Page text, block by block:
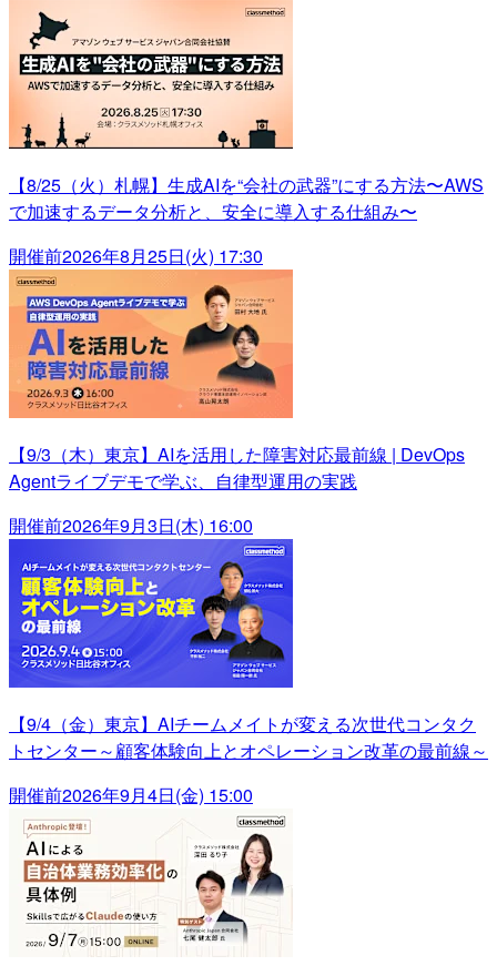
【8/25（火）札幌】生成AIを“会社の武器”にする方法〜AWS
で加速するデータ分析と、安全に導入する仕組み〜
開催前2026年8月25日(火) 17:30
【9/3（木）東京】AIを活用した障害対応最前線 | DevOps
Agentライブデモで学ぶ、自律型運用の実践
開催前2026年9月3日(木) 16:00
【9/4（金）東京】AIチームメイトが変える次世代コンタク
トセンター～顧客体験向上とオペレーション改革の最前線～
開催前2026年9月4日(金) 15:00